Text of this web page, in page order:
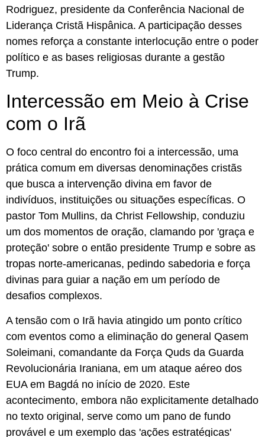
Rodriguez, presidente da Conferência Nacional de
Liderança Cristã Hispânica. A participação desses
nomes reforça a constante interlocução entre o poder
político e as bases religiosas durante a gestão
Trump.
Intercessão em Meio à Crise
com o Irã
O foco central do encontro foi a intercessão, uma
prática comum em diversas denominações cristãs
que busca a intervenção divina em favor de
indivíduos, instituições ou situações específicas. O
pastor Tom Mullins, da Christ Fellowship, conduziu
um dos momentos de oração, clamando por 'graça e
proteção' sobre o então presidente Trump e sobre as
tropas norte-americanas, pedindo sabedoria e força
divinas para guiar a nação em um período de
desafios complexos.
A tensão com o Irã havia atingido um ponto crítico
com eventos como a eliminação do general Qasem
Soleimani, comandante da Força Quds da Guarda
Revolucionária Iraniana, em um ataque aéreo dos
EUA em Bagdá no início de 2020. Este
acontecimento, embora não explicitamente detalhado
no texto original, serve como um pano de fundo
provável e um exemplo das 'ações estratégicas'